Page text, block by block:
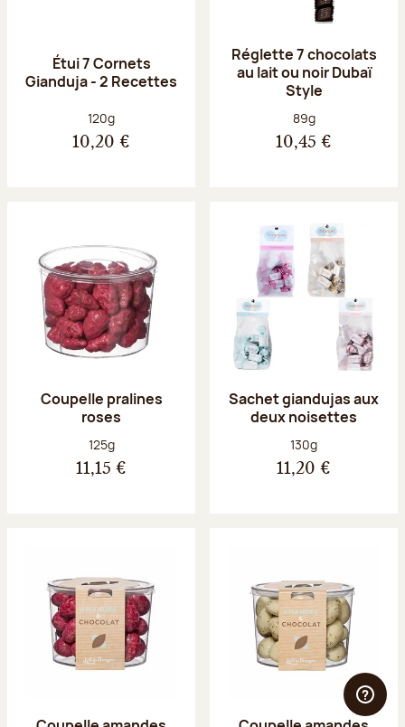
Étui 7 Cornets
Gianduja - 2 Recettes
Poids net :
120g
10,20 €
Réglette 7 chocolats
au lait ou noir Dubaï
Style
Poids net :
89g
10,45 €
Coupelle pralines
roses
Poids net :
125g
11,15 €
Sachet giandujas aux
deux noisettes
Poids net :
130g
11,20 €